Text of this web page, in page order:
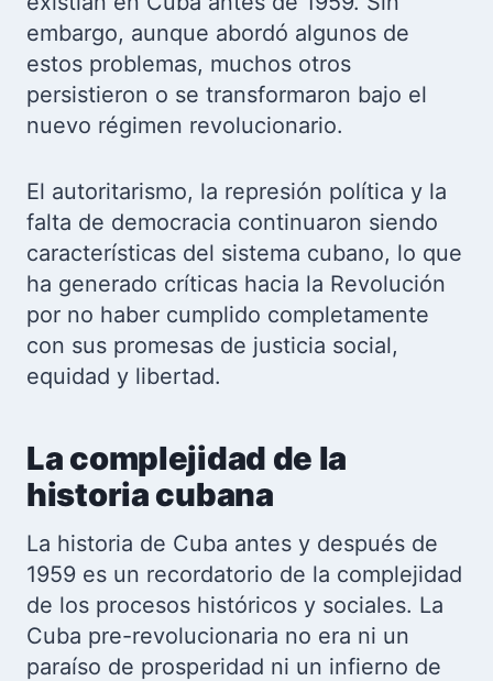
embargo, aunque abordó algunos de
estos problemas, muchos otros
persistieron o se transformaron bajo el
nuevo régimen revolucionario.
El autoritarismo, la represión política y la
falta de democracia continuaron siendo
características del sistema cubano, lo que
ha generado críticas hacia la Revolución
por no haber cumplido completamente
con sus promesas de justicia social,
equidad y libertad.
La complejidad de la
historia cubana
La historia de Cuba antes y después de
1959 es un recordatorio de la complejidad
de los procesos históricos y sociales. La
Cuba pre-revolucionaria no era ni un
paraíso de prosperidad ni un infierno de